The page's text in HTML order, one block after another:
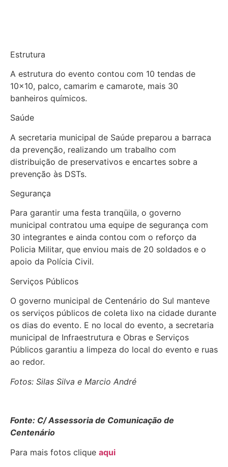
Estrutura
A estrutura do evento contou com 10 tendas de
10×10, palco, camarim e camarote, mais 30
banheiros químicos.
Saúde
A secretaria municipal de Saúde preparou a barraca
da prevenção, realizando um trabalho com
distribuição de preservativos e encartes sobre a
prevenção às DSTs.
Segurança
Para garantir uma festa tranqüila, o governo
municipal contratou uma equipe de segurança com
30 integrantes e ainda contou com o reforço da
Policia Militar, que enviou mais de 20 soldados e o
apoio da Polícia Civil.
Serviços Públicos
O governo municipal de Centenário do Sul manteve
os serviços públicos de coleta lixo na cidade durante
os dias do evento. E no local do evento, a secretaria
municipal de Infraestrutura e Obras e Serviços
Públicos garantiu a limpeza do local do evento e ruas
ao redor.
Fotos: Silas Silva e Marcio André
Fonte: C/ Assessoria de Comunicação de
Centenário
Para mais fotos clique aqui